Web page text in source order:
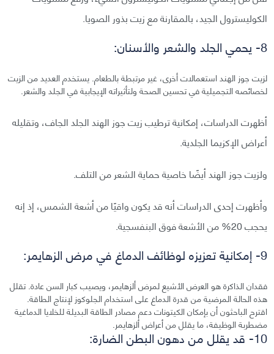
الكوليسترول الجيد، بالمقارنة مع زيت بذور الصويا.
8- يحمي الجلد والشعر والأسنان:
لزيت جوز الهند استعمالات أخرى، غير مرتبطة بالطعام. يستخدم العديد من الزيت
لخصائصه التجميلية في تحسين الصحة ولتأثيراته الإيجابية في الجلد والشعر.
أظهرت الدراسات، إمكانية ترطيب زيت جوز الهند الجلد الجاف، وتقليله
أعراض الإكزيما الجلدية.
ولزيت جوز الهند أيضًا خاصية حماية الشعر من التلف.
وأظهرت إحدى الدراسات أنه قد يكون واقيًا من أشعة الشمس، إذ إنه
يحجب 20% من الأشعة فوق البنفسجية.
9- إمكانية تعزيزه لوظائف الدماغ في مرض الزهايمر:
فقدان الذاكرة هو العرض الأشيع لمرض ألزهايمر، ويصيب كبار السن عادة. تقلل
هذه الحالة المرضية من قدرة الدماغ على استخدام الجلوكوز لإنتاج الطاقة.
اقترح الباحثون أن بإمكان الكيتونات دعم مصادر الطاقة البديلة للخلايا الدماغية
مضطربة الوظيفة، ما يقلل من أعراض ألزهايمر.
10- قد يقلل من دهون البطن الضارة: